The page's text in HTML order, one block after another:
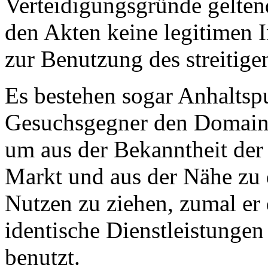
Verteidigungsgründe
den Akten keine legitimen
zur Benutzung des
Es bestehen sogar
Gesuchsgegner den
um aus der Bekanntheit
Markt und aus der Nähe
Nutzen zu ziehen, zumal
identische
benutzt.